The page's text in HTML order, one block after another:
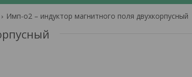
Имп-о2 – индуктор магнитного поля двухкорпусный